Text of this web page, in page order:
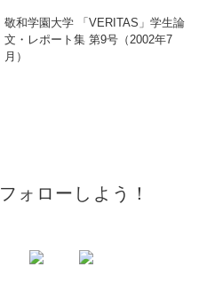
敬和学園大学 「VERITAS」学生論
文・レポート集 第9号（2002年7
月）
ォローしよう！